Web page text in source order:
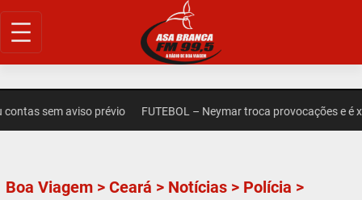
Pular
para
sem aviso prévio FUTEBOL – Neymar troca provocações e é
Boa Viagem >Ceará > Notícias > Polícia >